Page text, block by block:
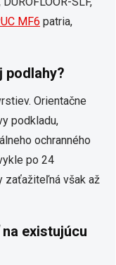
MF6 patria,
podlahy?
Orientačne
podkladu,
ochranného
po 24
zaťažiteľná však až
existujúcu